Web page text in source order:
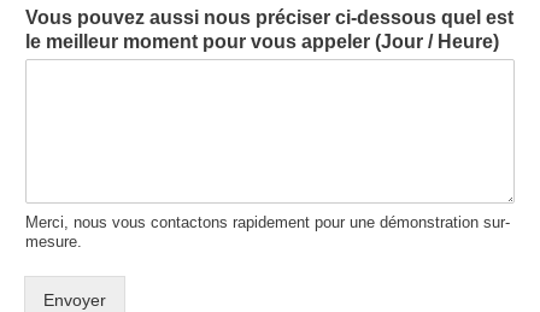
Vous pouvez aussi nous préciser ci-dessous quel est
le meilleur moment pour vous appeler (Jour / Heure)
Merci, nous vous contactons rapidement pour une démonstration sur-
mesure.
Envoyer